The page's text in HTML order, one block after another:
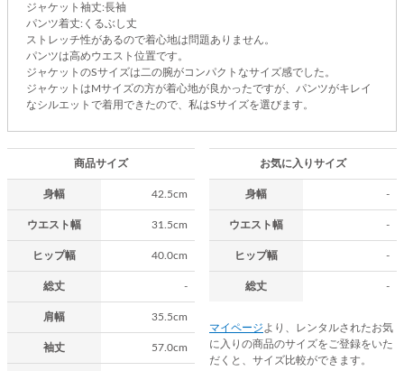
ジャケット袖丈:長袖
パンツ着丈:くるぶし丈
ストレッチ性があるので着心地は問題ありません。
パンツは高めウエスト位置です。
ジャケットのSサイズは二の腕がコンパクトなサイズ感でした。
ジャケットはMサイズの方が着心地が良かったですが、パンツがキレイ
なシルエットで着用できたので、私はSサイズを選びます。
商品サイズ
身幅 42.5cm
ウエスト幅 31.5cm
ヒップ幅 40.0cm
総丈 -
肩幅 35.5cm
袖丈 57.0cm
お気に入りサイズ
身幅 -
ウエスト幅 -
ヒップ幅 -
総丈 -
マイページ より、レンタルされたお気
に入りの商品のサイズをご登録をいた
だくと、サイズ比較ができます。